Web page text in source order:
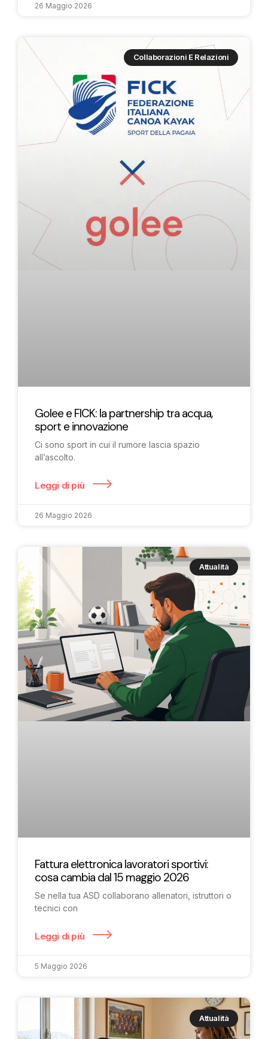
26 Maggio 2026
Collaborazioni E Relazioni
Golee e FICK: la partnership tra acqua,
sport e innovazione
Ci sono sport in cui il rumore lascia spazio
all’ascolto.
Leggi di più
26 Maggio 2026
Attualità
Fattura elettronica lavoratori sportivi:
cosa cambia dal 15 maggio 2026
Se nella tua ASD collaborano allenatori, istruttori o
tecnici con
Leggi di più
5 Maggio 2026
Attualità